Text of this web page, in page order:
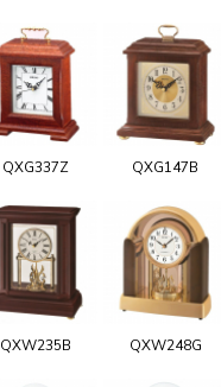
QXG337Z QXG147B
QXW235B QXW248G